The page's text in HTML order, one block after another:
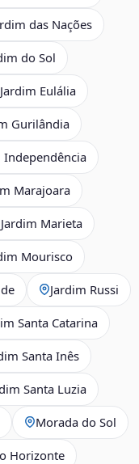
das Nações
do Sol
Jardim Eulália
Gurilândia
Independência
Marajoara
Jardim Marieta
Mourisco
Jardim Russi
Santa Catarina
Santa Inês
Santa Luzia
Morada do Sol
Horizonte